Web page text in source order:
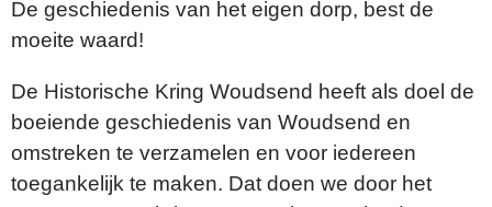
De geschiedenis van het eigen dorp, best de
moeite waard!
De Historische Kring Woudsend heeft als doel de
boeiende geschiedenis van Woudsend en
omstreken te verzamelen en voor iedereen
toegankelijk te maken. Dat doen we door het